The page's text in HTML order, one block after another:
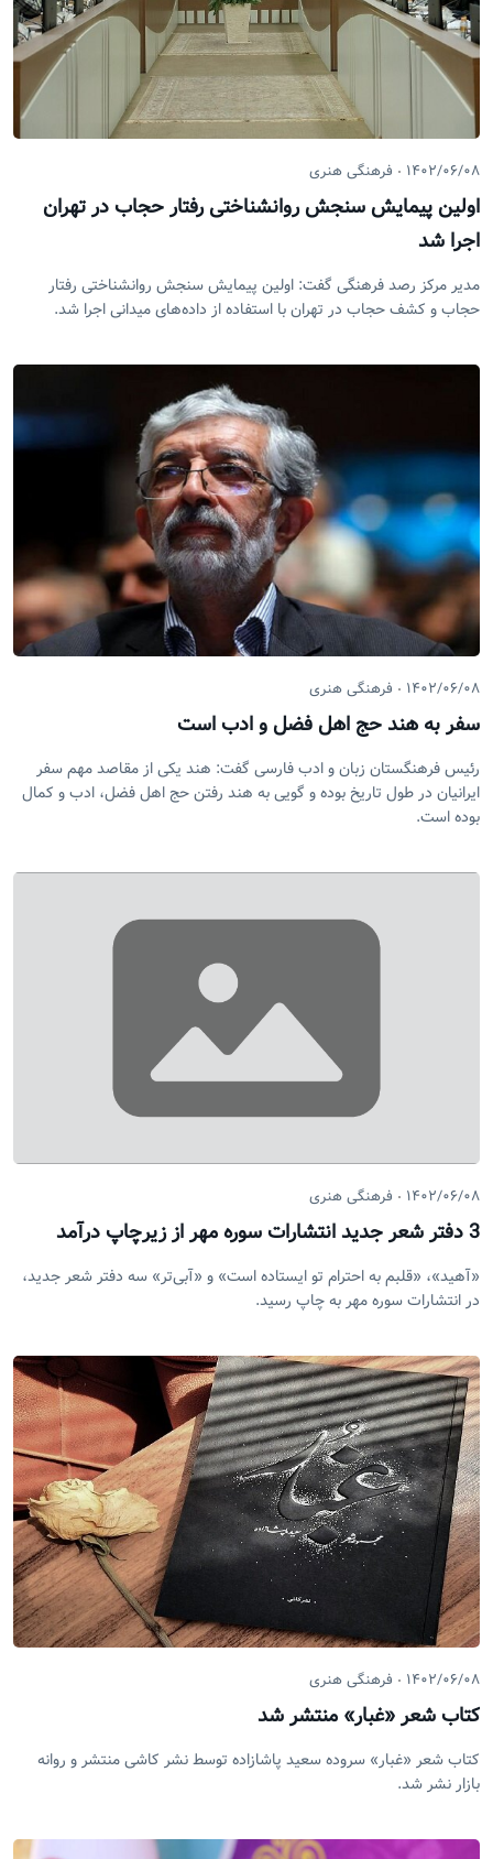
۱۴۰۲/۰۶/۰۸ فرهنگی هنری
اولین پیمایش سنجش روانشناختی رفتار حجاب در تهران
اجرا شد
مدیر مرکز رصد فرهنگی گفت: اولین پیمایش سنجش روانشناختی رفتار
حجاب و کشف حجاب در تهران با استفاده از داده‌های میدانی اجرا شد.
۱۴۰۲/۰۶/۰۸ فرهنگی هنری
سفر به هند حج اهل فضل و ادب است
رئیس فرهنگستان زبان و ادب فارسی گفت: هند یکی از مقاصد مهم سفر
ایرانیان در طول تاریخ بوده و گویی به هند رفتن حج اهل فضل، ادب و کمال
بوده است.
۱۴۰۲/۰۶/۰۸ فرهنگی هنری
3 دفتر شعر جدید انتشارات سوره مهر از زیرچاپ درآمد
«آهید»، «قلبم به احترام تو ایستاده است» و «آبی‌تر» سه دفتر شعر جدید،
در انتشارات سوره مهر به چاپ رسید.
۱۴۰۲/۰۶/۰۸ فرهنگی هنری
کتاب شعر «غبار» منتشر شد
کتاب شعر «غبار» سروده سعید پاشازاده توسط نشر کاشی منتشر و روانه
بازار نشر شد.